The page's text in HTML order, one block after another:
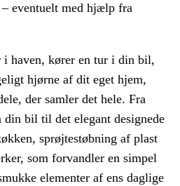
eventuelt med hjælp fra
i haven, kører en tur i din bil,
hjørne af dit eget hjem,
der samler det hele. Fra
din bil til det elegant designede
sprøjtestøbning af plast
som forvandler en simpel
elementer af ens daglige